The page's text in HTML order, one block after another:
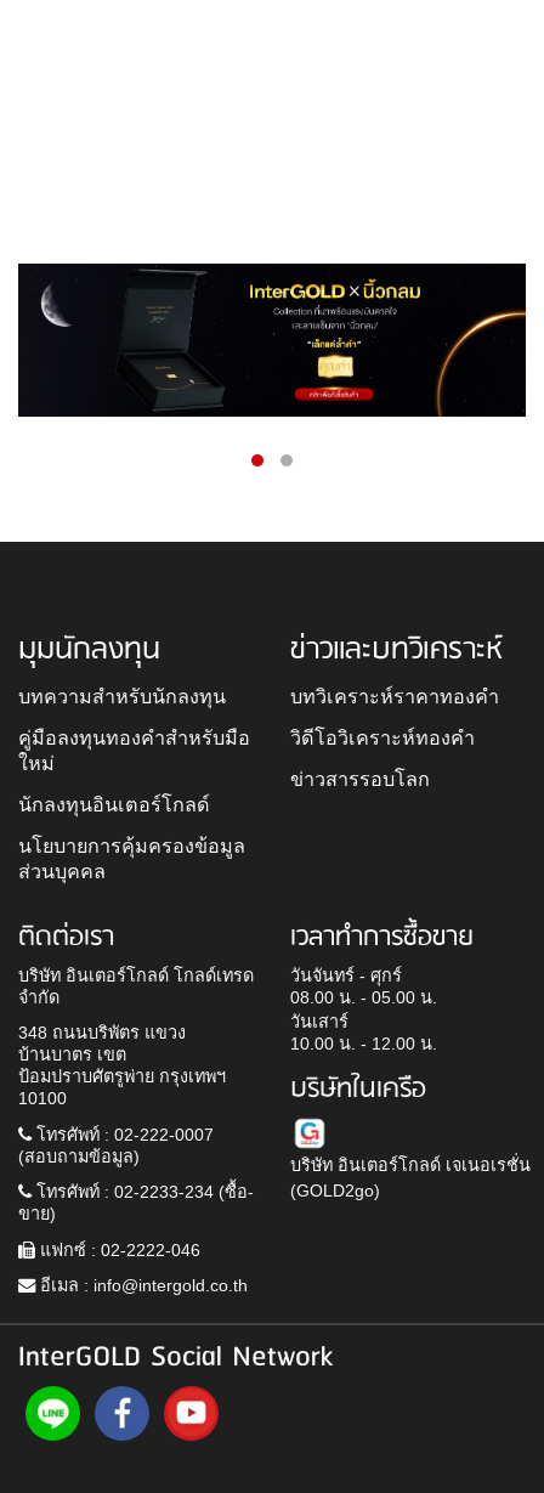
มุมนักลงทุน
บทความสำหรับนักลงทุน
คู่มือลงทุนทองคำสำหรับมือ
ใหม่
นักลงทุนอินเตอร์โกลด์
นโยบายการคุ้มครองข้อมูล
ส่วนบุคคล
ข่าวและบทวิเคราะห์
บทวิเคราะห์ราคาทองคำ
วิดีโอวิเคราะห์ทองคำ
ข่าวสารรอบโลก
ติดต่อเรา
บริษัท อินเตอร์โกลด์ โกลด์เทรด
จำกัด
348 ถนนบริพัตร แขวง
บ้านบาตร เขต
ป้อมปราบศัตรูพ่าย กรุงเทพฯ
10100
โทรศัพท์ : 02-222-0007
(สอบถามข้อมูล)
โทรศัพท์ : 02-2233-234 (ซื้อ-
ขาย)
แฟกซ์ : 02-2222-046
อีเมล : info@intergold.co.th
เวลาทำการซื้อขาย
วันจันทร์ - ศุกร์
08.00 น. - 05.00 น.
วันเสาร์
10.00 น. - 12.00 น.
บริษัทในเครือ
บริษัท อินเตอร์โกลด์ เจเนอเรชั่น
(GOLD2go)
InterGOLD Social Network